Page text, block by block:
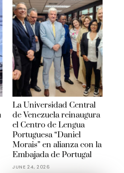
La Universidad Central
de Venezuela reinaugura
el Centro de Lengua
Portuguesa “Daniel
Morais” en alianza con la
Embajada de Portugal
JUNE 24, 2026